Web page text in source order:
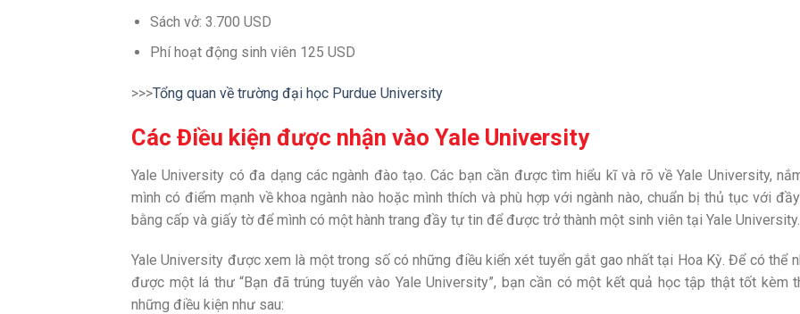
Sách vở: 3.700 USD
Phí hoạt động sinh viên 125 USD
>>>Tổng quan về trường đại học Purdue University
Các Điều kiện được nhận vào Yale University
Yale University có đa dạng các ngành đào tạo. Các bạn cần được tìm hiểu kĩ và rõ về Yale University,
mình có điểm mạnh về khoa ngành nào hoặc mình thích và phù hợp với ngành nào, chuẩn bị thủ tục với
bằng cấp và giấy tờ để mình có một hành trang đầy tự tin để được trở thành một sinh viên tại Yale University.
Yale University được xem là một trong số có những điều kiển xét tuyển gắt gao nhất tại Hoa Kỳ. Để có thể
được một lá thư “Bạn đã trúng tuyển vào Yale University”, bạn cần có một kết quả học tập thật tốt kèm
những điều kiện như sau: